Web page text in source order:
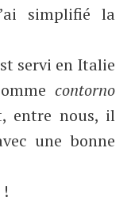
simplifié la
servi en Italie
contorno
entre nous, il
une bonne